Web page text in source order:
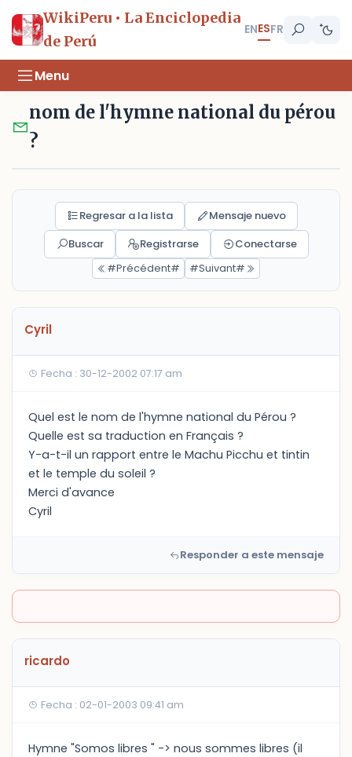
WikiPeru • La Enciclopedia
de Perú
ENESFR
Menu
nom de l'hymne national du pérou
?
Regresar a la lista
Mensaje nuevo
Buscar
Registrarse
Conectarse
#Précédent#
#Suivant#
Cyril
Fecha : 30-12-2002 07:17 am
Quel est le nom de l'hymne national du Pérou ?
Quelle est sa traduction en Français ?
Y-a-t-il un rapport entre le Machu Picchu et tintin
et le temple du soleil ?
Merci d'avance
Cyril
Responder a este mensaje
ricardo
Fecha : 02-01-2003 09:41 am
Hymne "Somos libres " -> nous sommes libres (il